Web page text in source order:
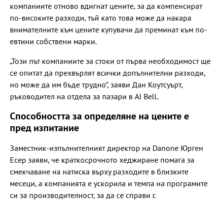
компаниите отново вдигнат цените, за да компенсират
по-високите разходи, тъй като това може да накара
внимателните към цените купувачи да преминат към по-
евтини собствени марки.
„Този път компаниите за стоки от първа необходимост ще
се опитат да прехвърлят всички допълнителни разходи,
но може да им бъде трудно“, заяви Дан Коутсуърт,
ръководител на отдела за пазари в AJ Bell.
Способността за определяне на цените е
пред изпитание
Заместник-изпълнителният директор на Danone Юрген
Есер заяви, че краткосрочното хеджиране помага за
смекчаване на натиска върху разходите в близките
месеци, а компанията е ускорила и темпа на програмите
си за производителност, за да се справи с